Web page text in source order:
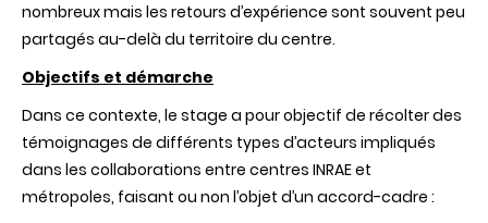
nombreux mais les retours d’expérience sont souvent peu
partagés au-delà du territoire du centre.
Objectifs et démarche
Dans ce contexte, le stage a pour objectif de récolter des
témoignages de différents types d’acteurs impliqués
dans les collaborations entre centres INRAE et
métropoles, faisant ou non l’objet d’un accord-cadre :